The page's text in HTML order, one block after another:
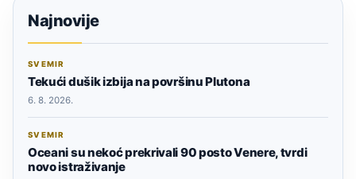
Najnovije
SVEMIR
Tekući dušik izbija na površinu Plutona
6. 8. 2026.
SVEMIR
Oceani su nekoć prekrivali 90 posto Venere, tvrdi
novo istraživanje